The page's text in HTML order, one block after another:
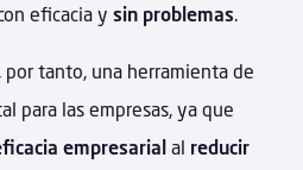
eficacia ysin problemas
por tanto, una herramienta de
para las empresas, ya que
empresarial al reducir